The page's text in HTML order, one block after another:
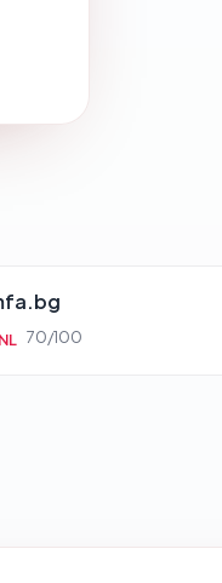
NL 70/100